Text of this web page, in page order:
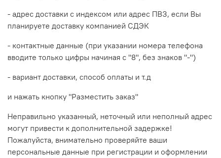
- адрес доставки с индексом или адрес ПВЗ, если Вы
планируете доставку компанией СДЭК
- контактные данные (при указании номера телефона
вводите только цифры начиная с "8", без знаков "-")
- вариант доставки, способ оплаты и т.д
и нажать кнопку "Разместить заказ"
Неправильно указанный, неточный или неполный адрес
могут привести к дополнительной задержке!
Пожалуйста, внимательно проверяйте ваши
персональные данные при регистрации и оформлении